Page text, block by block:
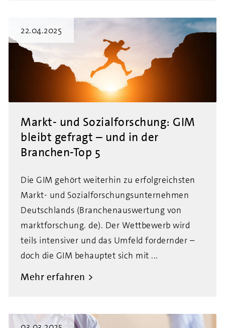
22.04.2025
Markt- und Sozialforschung: GIM
bleibt gefragt – und in der
Branchen-Top 5
Die GIM gehört weiterhin zu erfolgreichsten
Markt- und Sozialforschungsunternehmen
Deutschlands (Branchenauswertung von
marktforschung. de). Der Wettbewerb wird
teils intensiver und das Umfeld fordernder –
doch die GIM behauptet sich mit ...
Mehr erfahren